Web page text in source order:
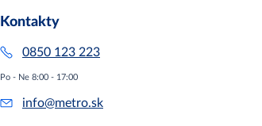
Kontakty
0850 123 223
Po - Ne 8:00 - 17:00
info@metro.sk